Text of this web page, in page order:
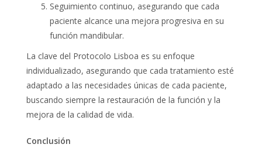
Seguimiento continuo, asegurando que cada
paciente alcance una mejora progresiva en su
función mandibular.
La clave del Protocolo Lisboa es su enfoque
individualizado, asegurando que cada tratamiento esté
adaptado a las necesidades únicas de cada paciente,
buscando siempre la restauración de la función y la
mejora de la calidad de vida.
Conclusión